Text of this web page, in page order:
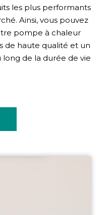
les plus performants
Ainsi, vous pouvez
pompe à chaleur
de haute qualité et un
de la durée de vie